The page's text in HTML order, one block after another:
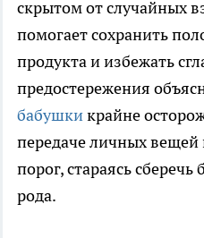
скрытом от случайных
помогает сохранить
продукта и избежать
предостережения
бабушкикрайне
передаче личных вещей
порог, стараясь сберечь
рода.